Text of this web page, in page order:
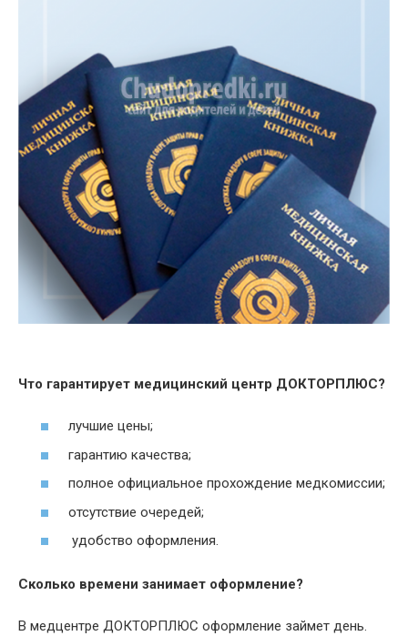
Что гарантирует медицинский центр ДОКТОРПЛЮС?
лучшие цены;
гарантию качества;
полное официальное прохождение медкомиссии;
отсутствие очередей;
удобство оформления.
Сколько времени занимает оформление?
В медцентре ДОКТОРПЛЮС оформление займет день.